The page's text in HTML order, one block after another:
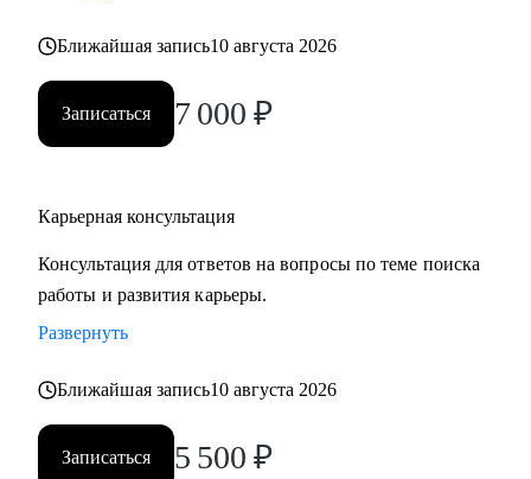
Ближайшая запись10 августа 2026
Записаться 7 000 ₽
Карьерная консультация
Консультация для ответов на вопросы по теме поиска
работы и развития карьеры.
Развернуть
Ближайшая запись10 августа 2026
Записаться 5 500 ₽